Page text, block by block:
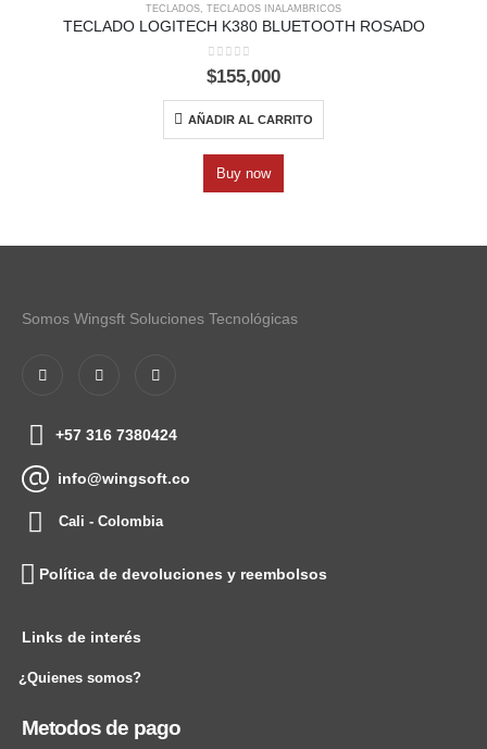
TECLADOS, TECLADOS INALAMBRICOS
TECLADO LOGITECH K380 BLUETOOTH ROSADO
0out of 5
$155,000
AÑADIR AL CARRITO
Buy now
Somos Wingsft Soluciones Tecnológicas
+57 316 7380424
info@wingsoft.co
Cali - Colombia
Política de devoluciones y reembolsos
Links de interés
¿Quienes somos?
Metodos de pago